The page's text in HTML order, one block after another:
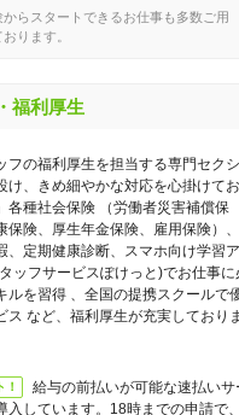
からスタートできるお仕事も多数ご用
ります。
福利厚生
フの福利厚生を担当する専門セクシ
け、きめ細やかな対応を心掛けてお
各種社会保険 （労働者災害補償保
保険、厚生年金保険、雇用保険）、
、定期健康診断、スマホ向け学習ア
ッフサービスぽけっと)でお仕事に
ルを習得 、全国の提携スクールで
ス など、福利厚生が充実しておりま
！
給与の前払いが可能な速払いサ
入しています。18時までの申請で、